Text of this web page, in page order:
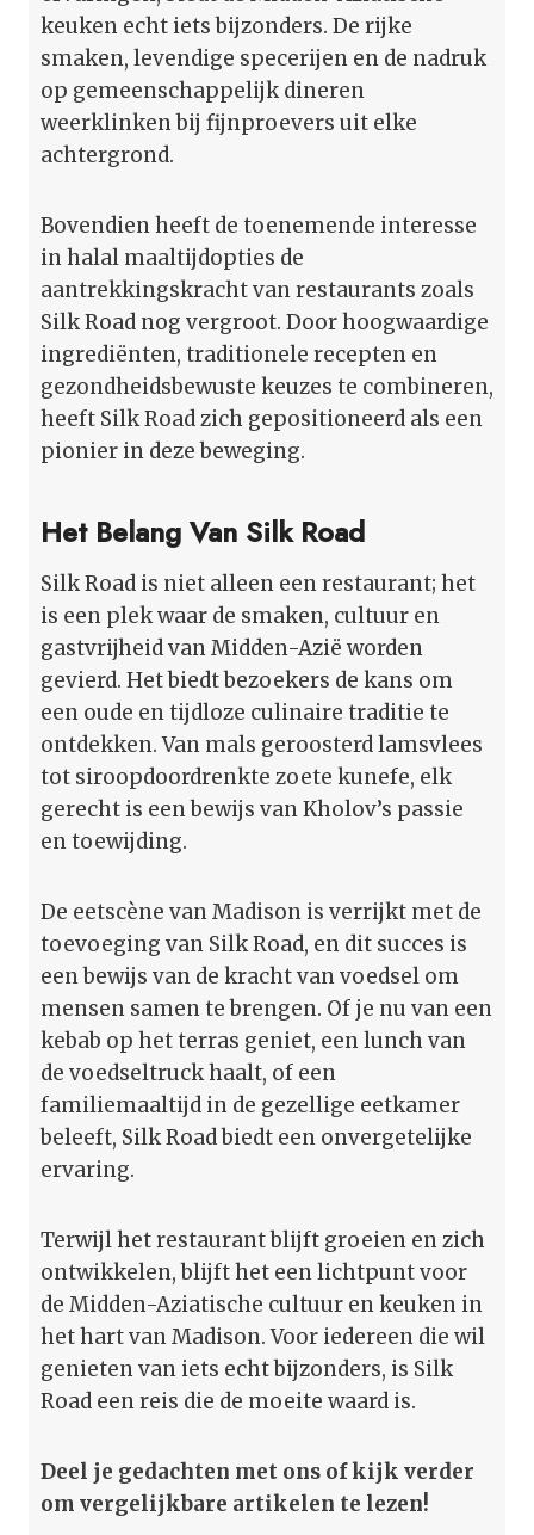
keuken echt iets bijzonders. De rijke
smaken, levendige specerijen en de nadruk
op gemeenschappelijk dineren
weerklinken bij fijnproevers uit elke
achtergrond.
Bovendien heeft de toenemende interesse
in halal maaltijdopties de
aantrekkingskracht van restaurants zoals
Silk Road nog vergroot. Door hoogwaardige
ingrediënten, traditionele recepten en
gezondheidsbewuste keuzes te combineren,
heeft Silk Road zich gepositioneerd als een
pionier in deze beweging.
Het Belang Van Silk Road
Silk Road is niet alleen een restaurant; het
is een plek waar de smaken, cultuur en
gastvrijheid van Midden-Azië worden
gevierd. Het biedt bezoekers de kans om
een oude en tijdloze culinaire traditie te
ontdekken. Van mals geroosterd lamsvlees
tot siroopdoordrenkte zoete kunefe, elk
gerecht is een bewijs van Kholov’s passie
en toewijding.
De eetscène van Madison is verrijkt met de
toevoeging van Silk Road, en dit succes is
een bewijs van de kracht van voedsel om
mensen samen te brengen. Of je nu van een
kebab op het terras geniet, een lunch van
de voedseltruck haalt, of een
familiemaaltijd in de gezellige eetkamer
beleeft, Silk Road biedt een onvergetelijke
ervaring.
Terwijl het restaurant blijft groeien en zich
ontwikkelen, blijft het een lichtpunt voor
de Midden-Aziatische cultuur en keuken in
het hart van Madison. Voor iedereen die wil
genieten van iets echt bijzonders, is Silk
Road een reis die de moeite waard is.
Deel je gedachten met ons of kijk verder
om vergelijkbare artikelen te lezen!